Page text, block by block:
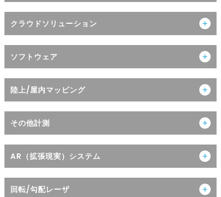
クラウドソリューション
ソフトウェア
陸上/屋内マッピング
その他計測
AR（拡張現実）システム
回転/勾配レーザ